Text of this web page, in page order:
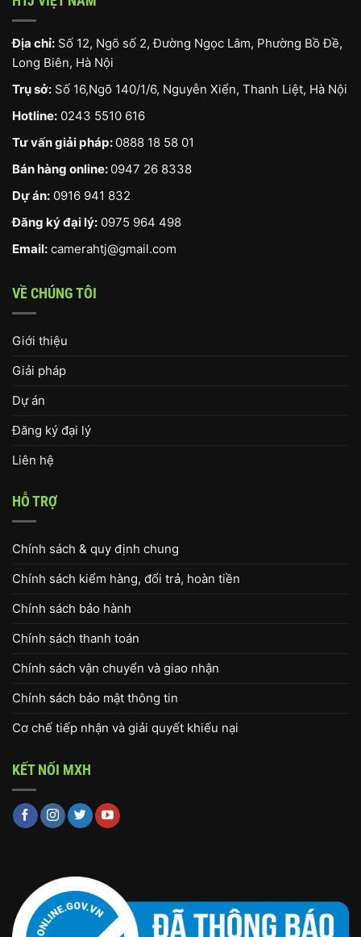
Địa chỉ: Số 12, Ngõ số 2, Đường Ngọc Lâm, Phường Bồ Đề,
Long Biên, Hà Nội
Trụ sở: Số 16,Ngõ 140/1/6, Nguyễn Xiển, Thanh Liệt, Hà Nội
Hotline: 0243 5510 616
Tư vấn giải pháp: 0888 18 58 01
Bán hàng online: 0947 26 8338
Dự án: 0916 941 832
Đăng ký đại lý: 0975 964 498
Email: camerahtj@gmail.com
VỀ CHÚNG TÔI
Giới thiệu
Giải pháp
Dự án
Đăng ký đại lý
Liên hệ
HỖ TRỢ
Chính sách & quy định chung
Chính sách kiểm hàng, đổi trả, hoàn tiền
Chính sách bảo hành
Chính sách thanh toán
Chính sách vận chuyển và giao nhận
Chính sách bảo mật thông tin
Cơ chế tiếp nhận và giải quyết khiếu nại
KẾT NỐI MXH